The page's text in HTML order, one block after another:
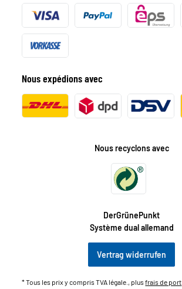
Nous expédions avec
Nous recyclons avec
DerGrünePunkt
Système dual allemand
Vertrag widerrufen
* Tous les prix y compris TVA légale., plusfrais de port